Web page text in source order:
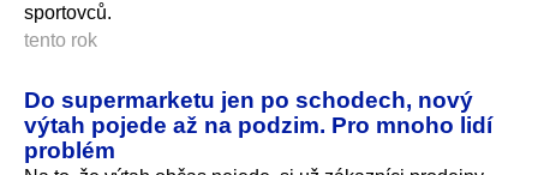
sportovců.
tento rok
Do supermarketu jen po schodech, nový
výtah pojede až na podzim. Pro mnoho lidí
problém